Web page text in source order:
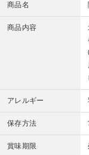
商品名
商品内容
アレルギー
保存方法
賞味期限